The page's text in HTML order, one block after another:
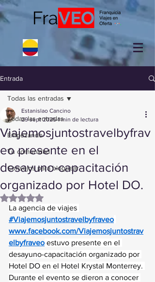
Entrada
Todas las entradas
Empezando
Tu comunidad
Consejos para bloguear
Todas las entradas
Viajemosjuntostravelbyfrav
eo presente en el
desayuno-capacitación
organizado por Hotel DO.
Estanislao Cancino
29 sept 2025 1 min de lectura
Obtuvo NaN de 5 estrellas.
La agencia de viajes
#Viajemosjuntostravelbyfraveo
www.facebook.com/Viajemosjuntostrav
elbyfraveo estuvo presente en el
desayuno-capacitación organizado por
Hotel DO en el Hotel Krystal Monterrey.
Durante el evento se dieron a conocer